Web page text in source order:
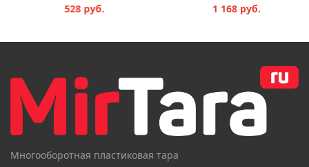
596 руб. 528 руб.
Многооборотная пластиковая тара